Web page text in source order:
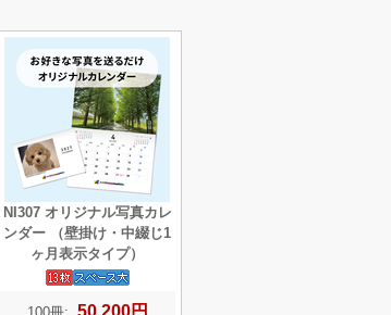
NI307 オリジナル写真カレ
ンダー （壁掛け・中綴じ1
ヶ月表示タイプ）
50,200円